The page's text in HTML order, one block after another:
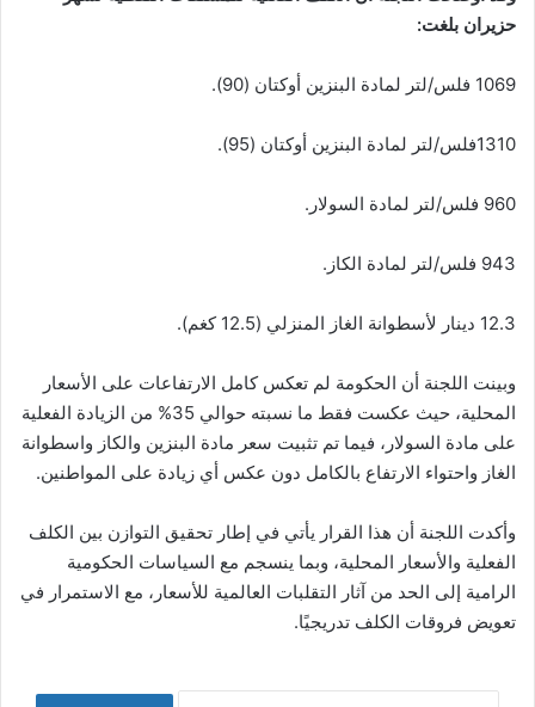
حزيران بلغت:
1069 فلس/لتر لمادة البنزين أوكتان (90).
1310فلس/لتر لمادة البنزين أوكتان (95).
960 فلس/لتر لمادة السولار.
943 فلس/لتر لمادة الكاز.
12.3 دينار لأسطوانة الغاز المنزلي (12.5 كغم).
وبينت اللجنة أن الحكومة لم تعكس كامل الارتفاعات على الأسعار
المحلية، حيث عكست فقط ما نسبته حوالي 35% من الزيادة الفعلية
على مادة السولار، فيما تم تثبيت سعر مادة البنزين والكاز واسطوانة
الغاز واحتواء الارتفاع بالكامل دون عكس أي زيادة على المواطنين.
وأكدت اللجنة أن هذا القرار يأتي في إطار تحقيق التوازن بين الكلف
الفعلية والأسعار المحلية، وبما ينسجم مع السياسات الحكومية
الرامية إلى الحد من آثار التقلبات العالمية للأسعار، مع الاستمرار في
تعويض فروقات الكلف تدريجيًا.